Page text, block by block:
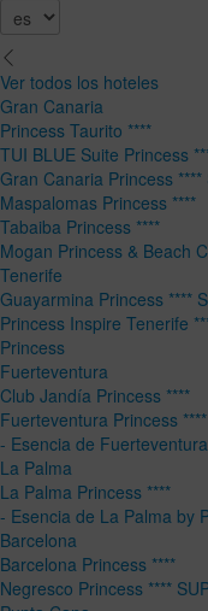
Ver todos los hoteles
Gran Canaria
Princess Taurito ****
TUI BLUE Suite Princess
Gran Canaria Princess
Maspalomas Princess ****
Tabaiba Princess ****
Mogan Princess & Beach
Tenerife
Guayarmina Princess ****
Princess Inspire Tenerife
Princess
Fuerteventura
Club Jandía Princess ****
Fuerteventura Princess ****
- Esencia de
La Palma
La Palma Princess ****
- Esencia de La Palma by
Barcelona
Barcelona Princess ****
Negresco Princess ****